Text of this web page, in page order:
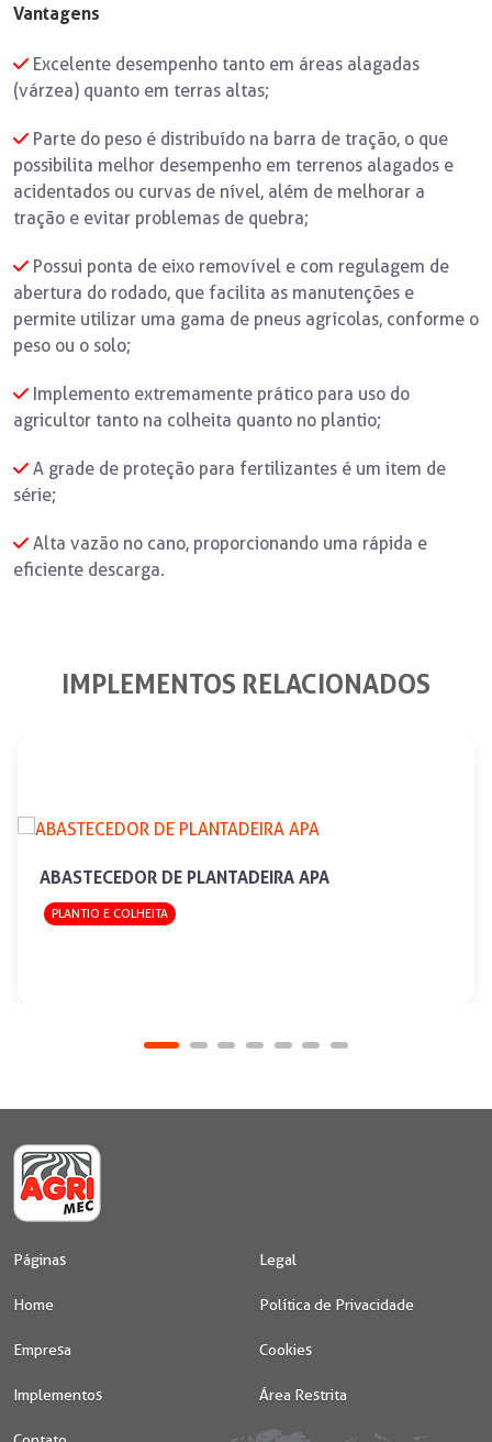
Vantagens
Excelente desempenho tanto em áreas alagadas
(várzea) quanto em terras altas;
Parte do peso é distribuído na barra de tração, o que
possibilita melhor desempenho em terrenos alagados e
acidentados ou curvas de nível, além de melhorar a
tração e evitar problemas de quebra;
Possui ponta de eixo removível e com regulagem de
abertura do rodado, que facilita as manutenções e
permite utilizar uma gama de pneus agrícolas, conforme o
peso ou o solo;
Implemento extremamente prático para uso do
agricultor tanto na colheita quanto no plantio;
A grade de proteção para fertilizantes é um item de
série;
Alta vazão no cano, proporcionando uma rápida e
eficiente descarga.
IMPLEMENTOS RELACIONADOS
ABASTECEDOR DE PLANTADEIRA APA
PLANTIO E COLHEITA
Páginas
Home
Empresa
Implementos
Legal
Política de Privacidade
Cookies
Área Restrita